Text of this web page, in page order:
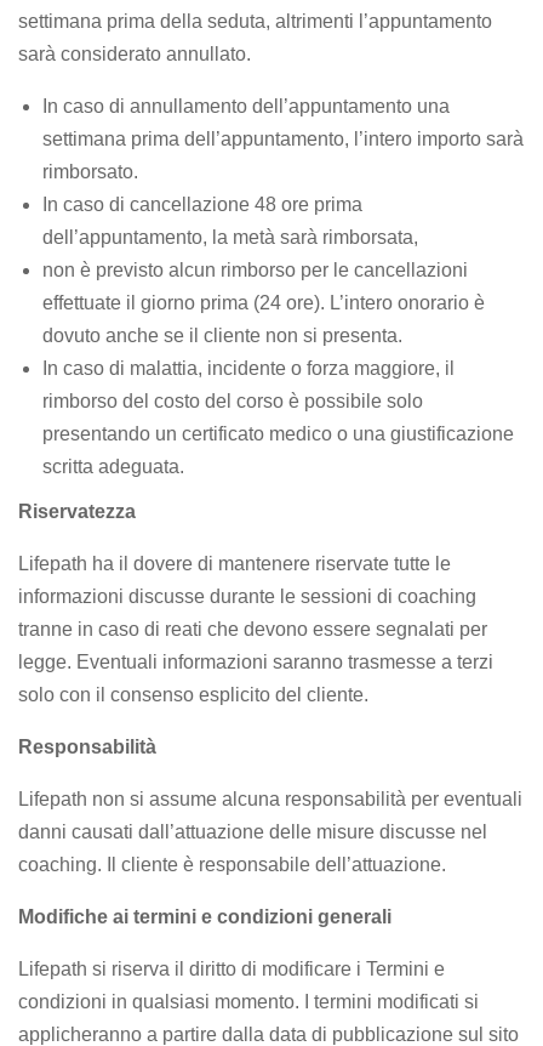
settimana prima della seduta, altrimenti l’appuntamento
sarà considerato annullato.
In caso di annullamento dell’appuntamento una
settimana prima dell’appuntamento, l’intero importo sarà
rimborsato.
In caso di cancellazione 48 ore prima
dell’appuntamento, la metà sarà rimborsata,
non è previsto alcun rimborso per le cancellazioni
effettuate il giorno prima (24 ore). L’intero onorario è
dovuto anche se il cliente non si presenta.
In caso di malattia, incidente o forza maggiore, il
rimborso del costo del corso è possibile solo
presentando un certificato medico o una giustificazione
scritta adeguata.
Riservatezza
Lifepath ha il dovere di mantenere riservate tutte le
informazioni discusse durante le sessioni di coaching
tranne in caso di reati che devono essere segnalati per
legge. Eventuali informazioni saranno trasmesse a terzi
solo con il consenso esplicito del cliente.
Responsabilità
Lifepath non si assume alcuna responsabilità per eventuali
danni causati dall’attuazione delle misure discusse nel
coaching. Il cliente è responsabile dell’attuazione.
Modifiche ai termini e condizioni generali
Lifepath si riserva il diritto di modificare i Termini e
condizioni in qualsiasi momento. I termini modificati si
applicheranno a partire dalla data di pubblicazione sul sito